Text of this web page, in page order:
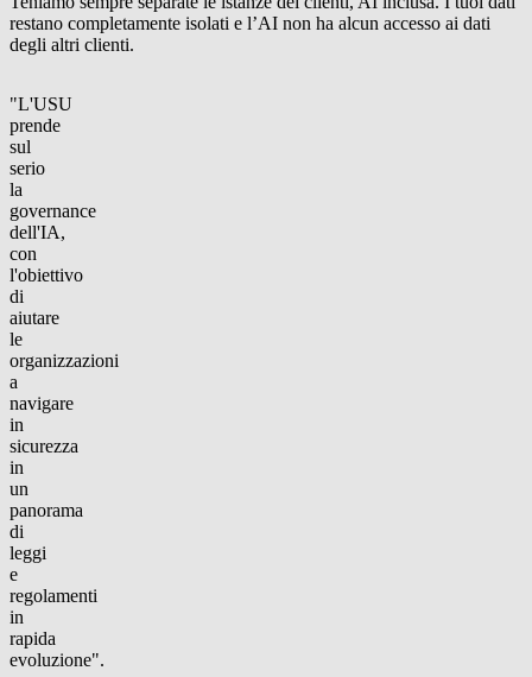
restano completamente isolati e l’AI non ha alcun accesso ai dati
degli altri clienti.
"L'USU
prende
sul
serio
la
governance
dell'IA,
con
l'obiettivo
di
aiutare
le
organizzazioni
a
navigare
in
sicurezza
in
un
panorama
di
leggi
e
regolamenti
in
rapida
evoluzione".